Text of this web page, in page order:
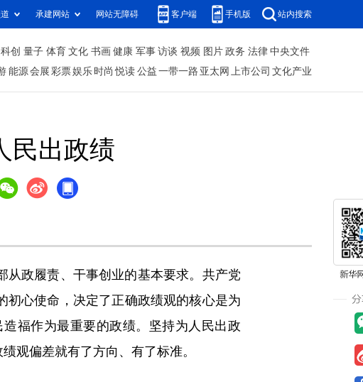
承建网站 网站无障碍 客户端 手机版 站内搜索
科创 量子 体育 文化 书画 健康 军事 访谈 视频 图片 政务 法律 中央文件
能源 会展 彩票娱乐 时尚 悦读 公益 一带一路 亚太网 上市公司 文化产业
民出政绩
政履责、干事创业的基本要求。共产党
初心使命，决定了正确政绩观的核心是为
福作为最重要的政绩。坚持为人民出政
观偏差就有了方向、有了标准。